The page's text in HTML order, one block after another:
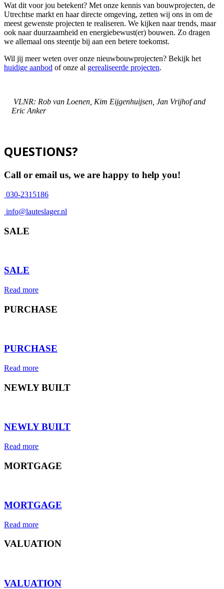
Wat dit voor jou betekent? Met onze kennis van bouwprojecten, de
Utrechtse markt en haar directe omgeving, zetten wij ons in om de
meest gewenste projecten te realiseren. We kijken naar trends, maar
ook naar duurzaamheid en energiebewust(er) bouwen. Zo dragen
we allemaal ons steentje bij aan een betere toekomst.
Wil jij meer weten over onze nieuwbouwprojecten? Bekijk het
huidige aanbod of onze al gerealiseerde projecten.
VLNR: Rob van Loenen, Kim Eijgenhuijsen, Jan Vrijhof and
Eric Anker
QUESTIONS?
Call or email us, we are happy to help you!
030-2315186
info@lauteslager.nl
SALE
SALE
Read more
PURCHASE
PURCHASE
Read more
NEWLY BUILT
NEWLY BUILT
Read more
MORTGAGE
MORTGAGE
Read more
VALUATION
VALUATION